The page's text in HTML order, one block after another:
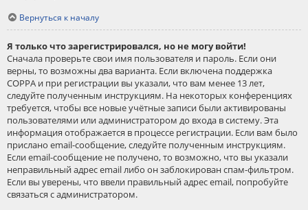
Вернуться к началу
Я только что зарегистрировался, но не могу войти!
Сначала проверьте свои имя пользователя и пароль. Если они
верны, то возможны два варианта. Если включена поддержка
COPPA и при регистрации вы указали, что вам менее 13 лет,
следуйте полученным инструкциям. На некоторых конференциях
требуется, чтобы все новые учётные записи были активированы
пользователями или администратором до входа в систему. Эта
информация отображается в процессе регистрации. Если вам было
прислано email-сообщение, следуйте полученным инструкциям.
Если email-сообщение не получено, то возможно, что вы указали
неправильный адрес email либо он заблокирован спам-фильтром.
Если вы уверены, что ввели правильный адрес email, попробуйте
связаться с администратором.